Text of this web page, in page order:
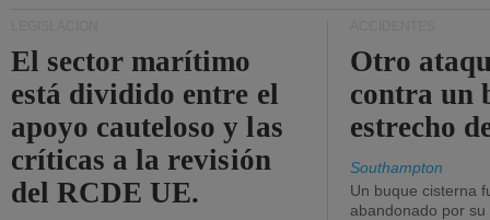
El sector marítimo
está dividido entre el
apoyo cauteloso y las
críticas a la revisión
del RCDE UE.
Otro
contra un
estrecho
Southampton
Un buque cisterna
abandonado por su